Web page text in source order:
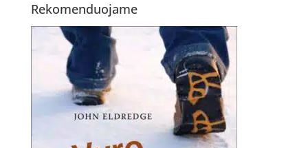
Rekomenduojame